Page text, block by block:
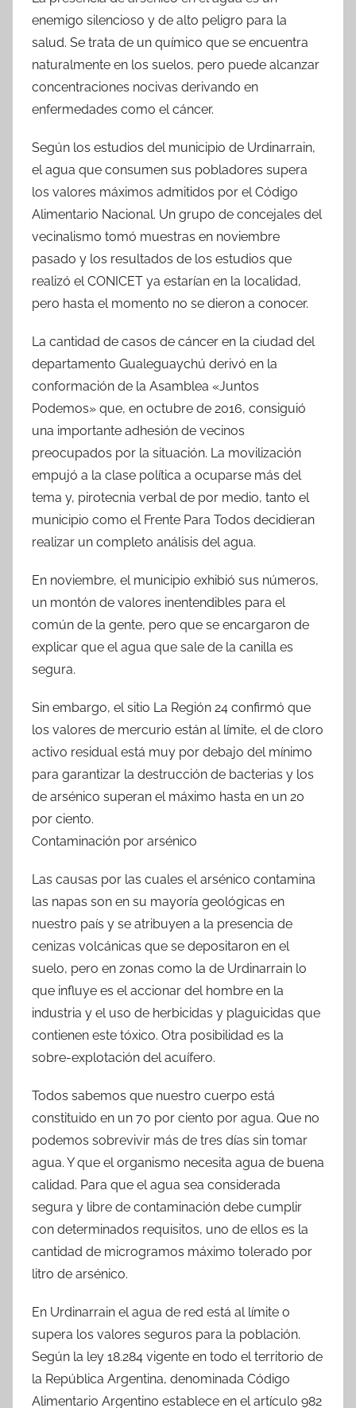
enemigo silencioso y de alto peligro para la
salud. Se trata de un químico que se encuentra
naturalmente en los suelos, pero puede alcanzar
concentraciones nocivas derivando en
enfermedades como el cáncer.
Según los estudios del municipio de Urdinarrain,
el agua que consumen sus pobladores supera
los valores máximos admitidos por el Código
Alimentario Nacional. Un grupo de concejales del
vecinalismo tomó muestras en noviembre
pasado y los resultados de los estudios que
realizó el CONICET ya estarían en la localidad,
pero hasta el momento no se dieron a conocer.
La cantidad de casos de cáncer en la ciudad del
departamento Gualeguaychú derivó en la
conformación de la Asamblea «Juntos
Podemos» que, en octubre de 2016, consiguió
una importante adhesión de vecinos
preocupados por la situación. La movilización
empujó a la clase política a ocuparse más del
tema y, pirotecnia verbal de por medio, tanto el
municipio como el Frente Para Todos decidieran
realizar un completo análisis del agua.
En noviembre, el municipio exhibió sus números,
un montón de valores inentendibles para el
común de la gente, pero que se encargaron de
explicar que el agua que sale de la canilla es
segura.
Sin embargo, el sitio La Región 24 confirmó que
los valores de mercurio están al límite, el de cloro
activo residual está muy por debajo del mínimo
para garantizar la destrucción de bacterias y los
de arsénico superan el máximo hasta en un 20
por ciento.
Contaminación por arsénico
Las causas por las cuales el arsénico contamina
las napas son en su mayoría geológicas en
nuestro país y se atribuyen a la presencia de
cenizas volcánicas que se depositaron en el
suelo, pero en zonas como la de Urdinarrain lo
que influye es el accionar del hombre en la
industria y el uso de herbicidas y plaguicidas que
contienen este tóxico. Otra posibilidad es la
sobre-explotación del acuífero.
Todos sabemos que nuestro cuerpo está
constituido en un 70 por ciento por agua. Que no
podemos sobrevivir más de tres días sin tomar
agua. Y que el organismo necesita agua de buena
calidad. Para que el agua sea considerada
segura y libre de contaminación debe cumplir
con determinados requisitos, uno de ellos es la
cantidad de microgramos máximo tolerado por
litro de arsénico.
En Urdinarrain el agua de red está al límite o
supera los valores seguros para la población.
Según la ley 18.284 vigente en todo el territorio de
la República Argentina, denominada Código
Alimentario Argentino establece en el artículo 982